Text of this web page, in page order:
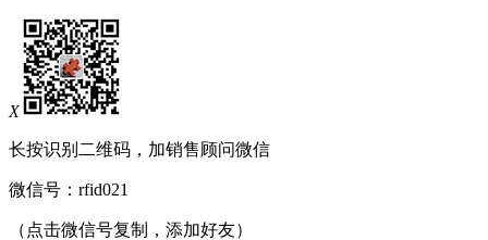
X
长按识别二维码，加销售顾问微信
微信号： rfid021
（点击微信号复制，添加好友）